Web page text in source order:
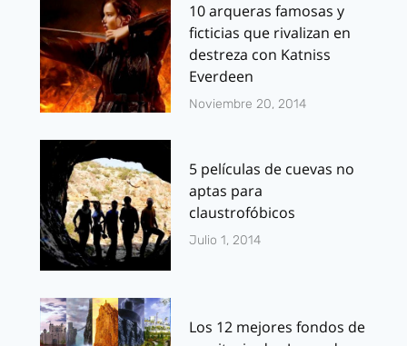
10 arqueras famosas y
ficticias que rivalizan en
destreza con Katniss
Everdeen
Noviembre 20, 2014
5 películas de cuevas no
aptas para
claustrofóbicos
Julio 1, 2014
Los 12 mejores fondos de